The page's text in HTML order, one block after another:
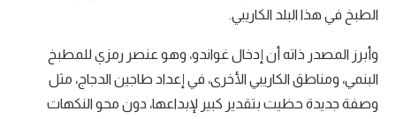
الطبخ في هذا البلد الكاريبي.
وأبرز المصدر ذاته أن إدخال غواندو، وهو عنصر رمزي للمطبخ
البنمي، ومناطق الكاريبي الأخرى، في إعداد طاجين الدجاج، مثل
وصفة جديدة حظيت بتقدير كبير لإبداعها، دون محو النكهات